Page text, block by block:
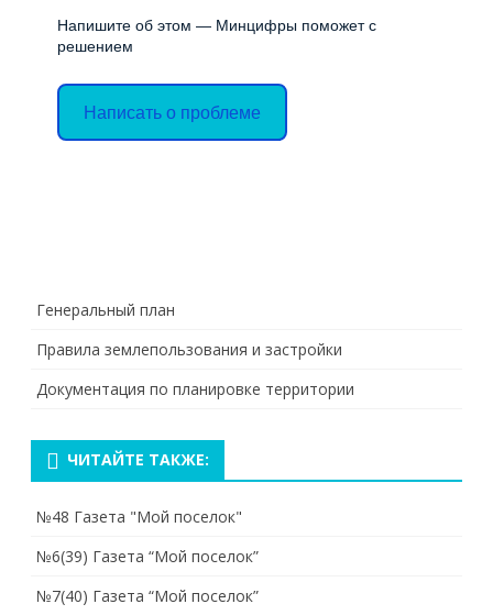
Напишите об этом — Минцифры поможет с
решением
Написать о проблеме
Генеральный план
Правила землепользования и застройки
Документация по планировке территории
ЧИТАЙТЕ ТАКЖЕ:
№48 Газета "Мой поселок"
№6(39) Газета “Мой поселок”
№7(40) Газета “Мой поселок”